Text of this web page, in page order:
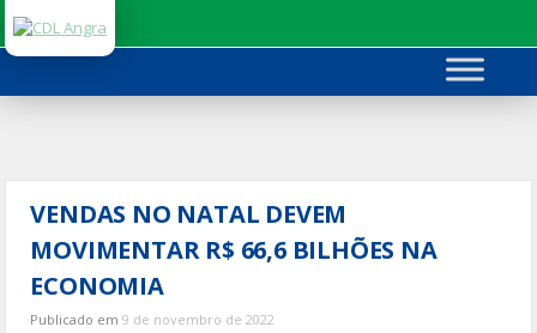
para
conteúdo
VENDAS NO NATAL DEVEM
MOVIMENTAR R$ 66,6 BILHÕES NA
ECONOMIA
Publicado em9 de novembro de 2022